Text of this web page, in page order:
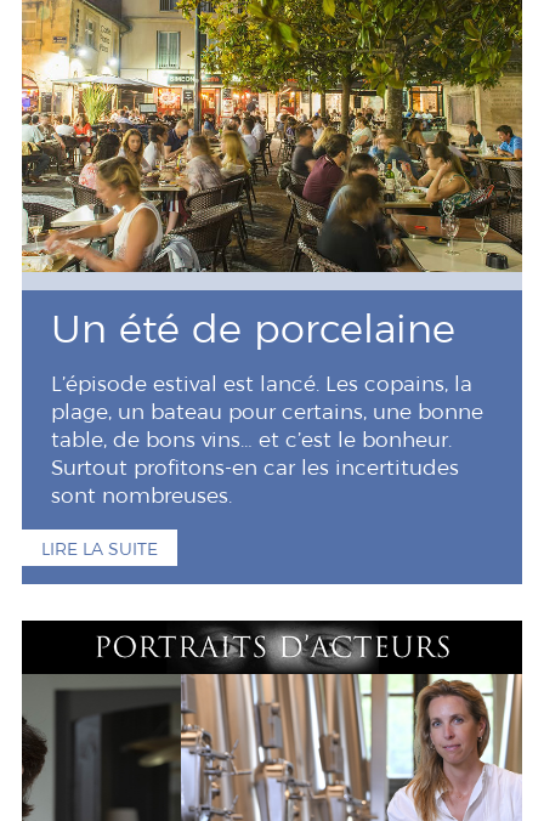
Un été de porcelaine
L’épisode estival est lancé. Les copains, la
plage, un bateau pour certains, une bonne
table, de bons vins… et c’est le bonheur.
Surtout profitons-en car les incertitudes
sont nombreuses.
LIRE LA SUITE